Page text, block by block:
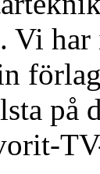
Vi har
på